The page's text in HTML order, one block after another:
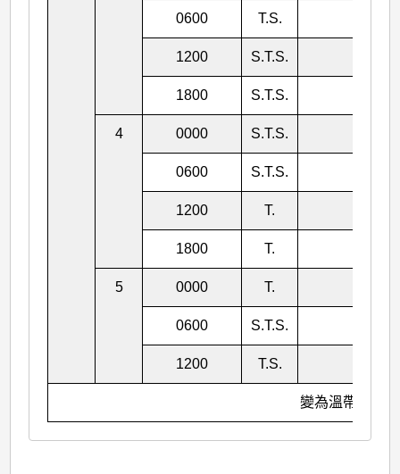
0600 T.S.
1200 S.T.S.
1800 S.T.S.
4 0000 S.T.S.
0600 S.T.S.
1200 T.
1800 T.
5 0000 T.
0600 S.T.S.
1200 T.S.
變為溫帶氣旋